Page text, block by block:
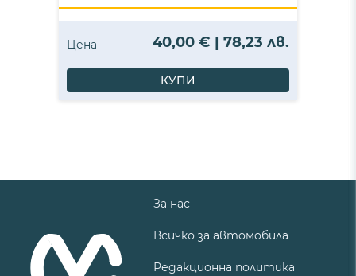
Цена 40,00 € | 78,23 лв.
КУПИ
За нас
Всичко за автомобила
Редакционна политика